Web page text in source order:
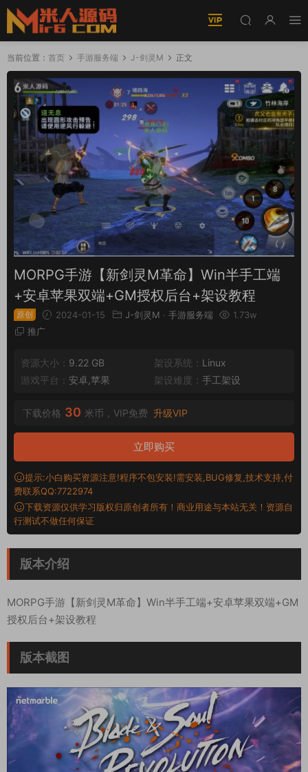
当前位置： 首页 手游服务端 J-剑灵M 正文
MORPG手游【新剑灵M革命】Win半手工端
+安卓苹果双端+GM授权后台+架设教程
原创 2024-01-15 J-剑灵M · 手游服务端
1.73w
推广
资源大小： 9.22 GB 架设系统： Linux
游戏平台： 安卓,苹果 架设难度： 手工架设
下载价格 30 米币，VIP免费 升级VIP
立即购买
提示:小白购买资源注意!程序不包安装!需安装,BUG修复,技术支持,付
费联系QQ:7722974
下载资源仅供学习版权归原创者所有！商业用途与本站无关！资源自
行测试不做任何保证
版本介绍
MORPG手游【新剑灵M革命】Win半手工端+安卓苹果双端+GM
授权后台+架设教程
版本截图